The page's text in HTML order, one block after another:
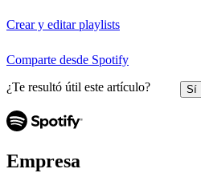
Crear y editar playlists
Comparte desde Spotify
¿Te resultó útil este artículo? Sí
Empresa